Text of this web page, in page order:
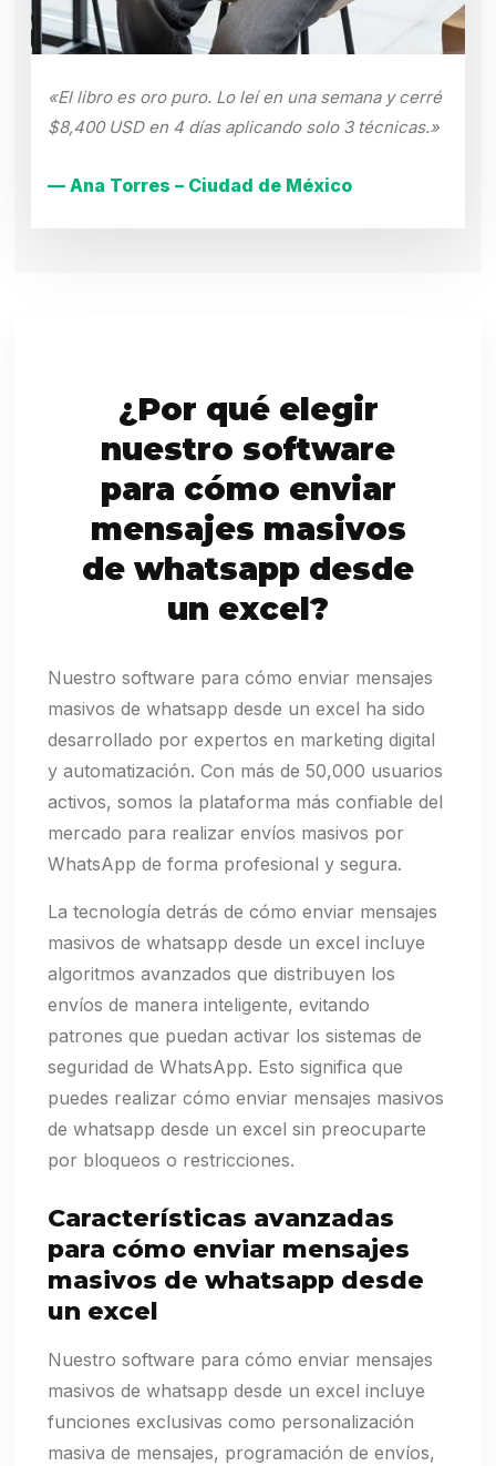
«El libro es oro puro. Lo leí en una semana y cerré
$8,400 USD en 4 días aplicando solo 3 técnicas.»
— Ana Torres – Ciudad de México
¿Por qué elegir
nuestro software
para cómo enviar
mensajes masivos
de whatsapp desde
un excel?
Nuestro software para cómo enviar mensajes
masivos de whatsapp desde un excel ha sido
desarrollado por expertos en marketing digital
y automatización. Con más de 50,000 usuarios
activos, somos la plataforma más confiable del
mercado para realizar envíos masivos por
WhatsApp de forma profesional y segura.
La tecnología detrás de cómo enviar mensajes
masivos de whatsapp desde un excel incluye
algoritmos avanzados que distribuyen los
envíos de manera inteligente, evitando
patrones que puedan activar los sistemas de
seguridad de WhatsApp. Esto significa que
puedes realizar cómo enviar mensajes masivos
de whatsapp desde un excel sin preocuparte
por bloqueos o restricciones.
Características avanzadas
para cómo enviar mensajes
masivos de whatsapp desde
un excel
Nuestro software para cómo enviar mensajes
masivos de whatsapp desde un excel incluye
funciones exclusivas como personalización
masiva de mensajes, programación de envíos,